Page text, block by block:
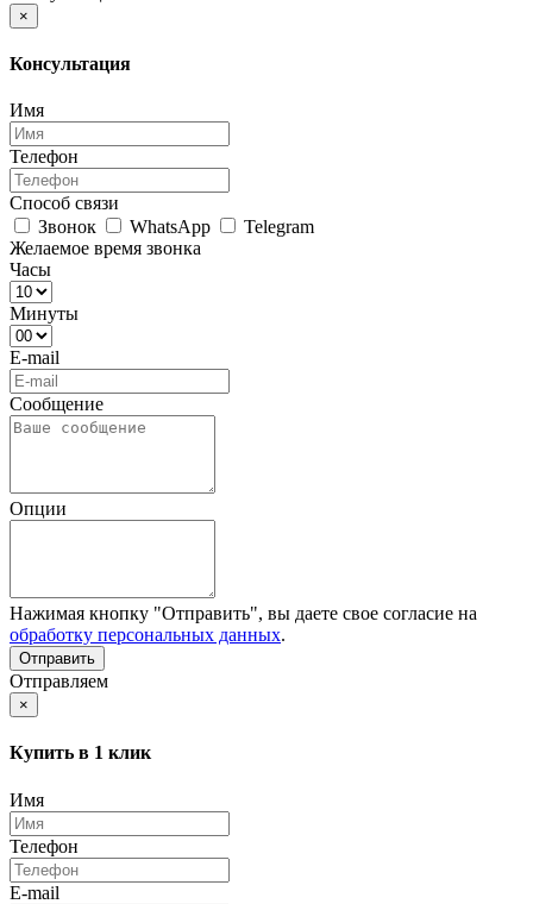
×
Консультация
Имя
Телефон
Способ связи
Звонок
WhatsApp
Telegram
Желаемое время звонка
Часы
Минуты
E-mail
Сообщение
Опции
Нажимая кнопку "Отправить", вы даете свое согласие на
обработку персональных данных.
Отправляем
×
Купить в 1 клик
Имя
Телефон
E-mail